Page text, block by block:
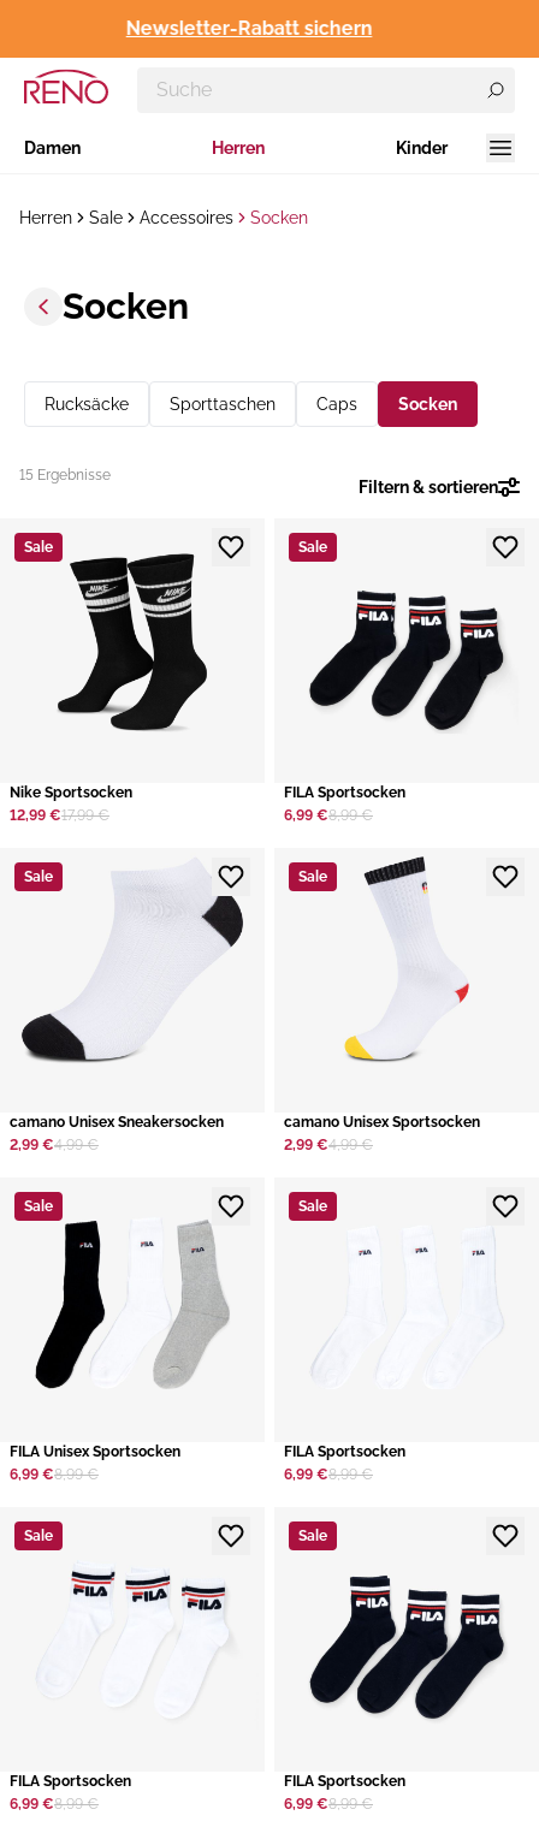
Newsletter-Rabatt sichern
Damen Herren Kinder
Herren Sale Accessoires Socken
Socken
Rucksäcke Sporttaschen Caps Socken
Filtern & sortieren
15 Ergebnisse
Sale
​Nike Sportsocken
12,99 €17,99 €
Sale
​FILA Sportsocken
6,99 €8,99 €
Sale
camano Unisex Sneakersocken
2,99 €4,99 €
Sale
camano Unisex Sportsocken
2,99 €4,99 €
Sale
FILA Unisex Sportsocken
6,99 €8,99 €
Sale
​FILA Sportsocken
6,99 €8,99 €
Sale
​FILA Sportsocken
6,99 €8,99 €
Sale
​FILA Sportsocken
6,99 €8,99 €